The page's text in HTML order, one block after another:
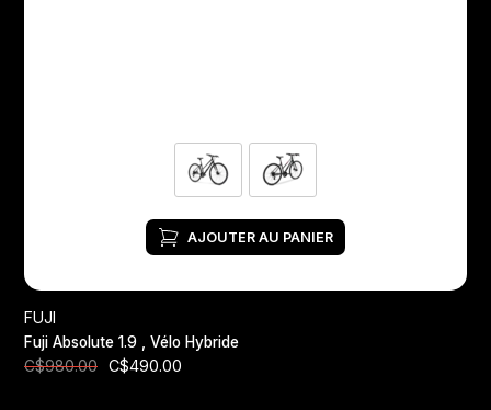
AJOUTER AU PANIER
FUJI
Fuji Absolute 1.9 , Vélo Hybride
C$980.00
C$490.00